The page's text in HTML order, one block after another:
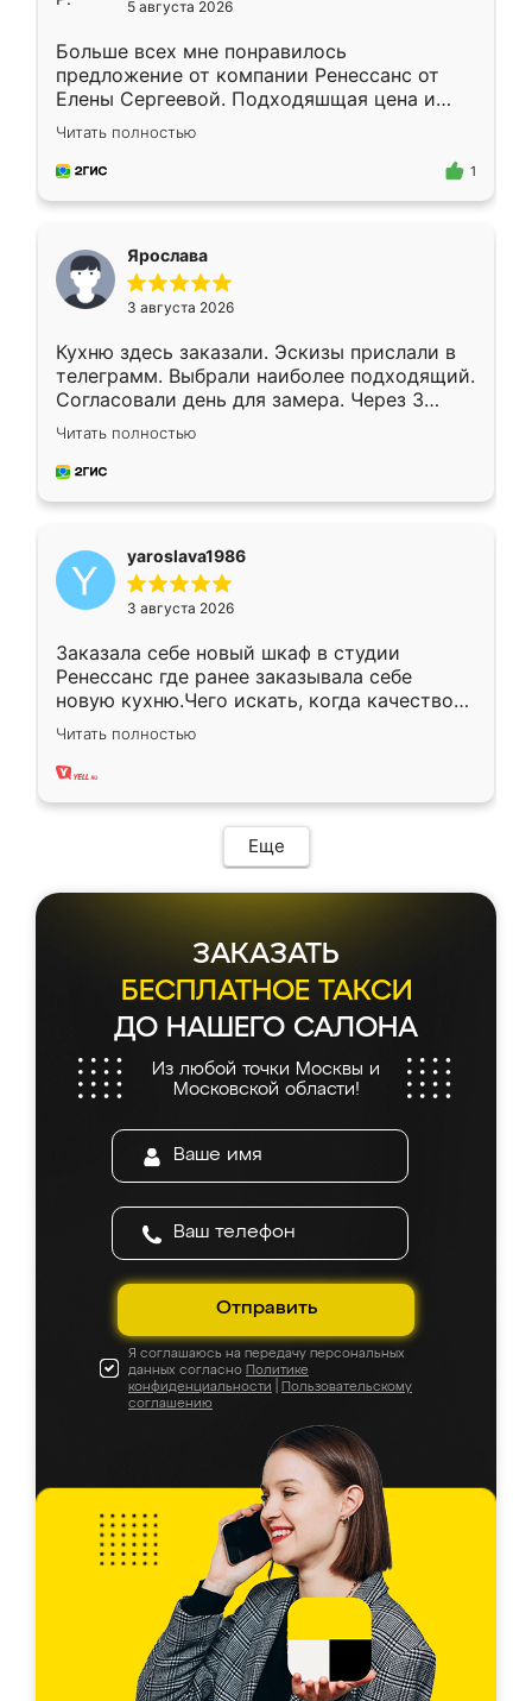
5 августа 2026
Больше всех мне понравилось
предложение от компании Ренессанс от
Елены Сергеевой. Подходяшщая цена и
короткие сроки изготовления. Приехавший
для замера сотрудник Владислав
предложил по моему эскизу самый
Читать полностью
1
Ярослава
3 августа 2026
Кухню здесь заказали. Эскизы прислали в
телеграмм. Выбрали наиболее подходящий.
Согласовали день для замера. Через 3
недели кухня была уже готова. Остались
довольны работой. Спасибо Ренессанс
мебель за качественную работу!
Читать полностью
yaroslava1986
3 августа 2026
Заказала себе новый шкаф в студии
Ренессанс где ранее заказывала себе
новую кухню.Чего искать, когда качеством
вполне довольна. Служит кухня уже почти
два года, нареканий нет.
Читать полностью
Еще
ЗАКАЗАТЬ
БЕСПЛАТНОЕ ТАКСИ
ДО НАШЕГО САЛОНА
Из любой точки Москвы и
Московской области!
Отправить
Я соглашаюсь на передачу персональных
данных согласно Политике
конфиденциальности
Пользовательскому
соглашению